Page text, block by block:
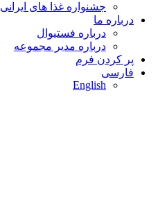
جشنواره غذا های ایرانی
درباره ما
درباره فستیوال
درباره مدیر مجموعه
پر کردن فرم
فارسی
English